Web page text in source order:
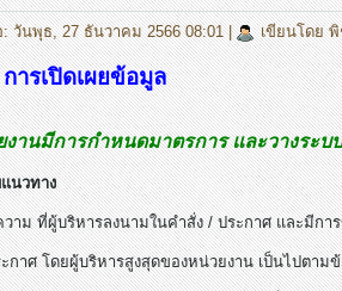
: วันพุธ, 27 ธันวาคม 2566 08:01| เขียนโดย
ารเปิดเผยข้อมูล
งานมีการกำหนดมาตรการ และวางระ
นวทาง
าม ที่ผู้บริหารลงนามในคำสั่ง / ประกาศ และมีกา
กาศ โดยผู้บริหารสูงสุดของหน่วยงาน เป็นไปตา